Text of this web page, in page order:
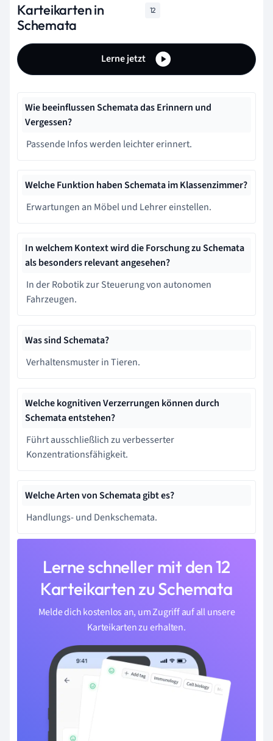
Karteikarten in
Schemata
12
Lerne jetzt
Wie beeinflussen Schemata das Erinnern und
Vergessen?
Passende Infos werden leichter erinnert.
Welche Funktion haben Schemata im Klassenzimmer?
Erwartungen an Möbel und Lehrer einstellen.
In welchem Kontext wird die Forschung zu Schemata
als besonders relevant angesehen?
In der Robotik zur Steuerung von autonomen
Fahrzeugen.
Was sind Schemata?
Verhaltensmuster in Tieren.
Welche kognitiven Verzerrungen können durch
Schemata entstehen?
Führt ausschließlich zu verbesserter
Konzentrationsfähigkeit.
Welche Arten von Schemata gibt es?
Handlungs- und Denkschemata.
Lerne schneller mit den 12
Karteikarten zu Schemata
Melde dich kostenlos an, um Zugriff auf all unsere
Karteikarten zu erhalten.